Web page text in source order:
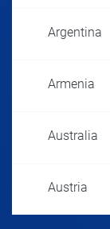
Argentina
Armenia
Australia
Austria